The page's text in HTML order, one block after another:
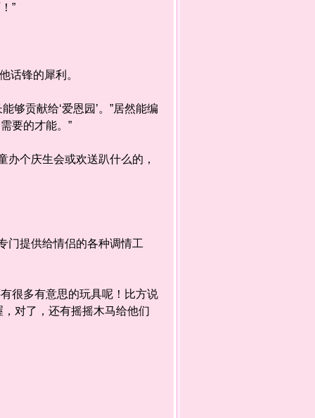
”
锋的犀利。
贡献给‘爱恩园’。”居然能编
要的才能。”
个庆生会或欢送趴什么的，
提供给情侣的各种调情工
很多有意思的玩具呢！比方说
对了，还有摇摇木马给他们